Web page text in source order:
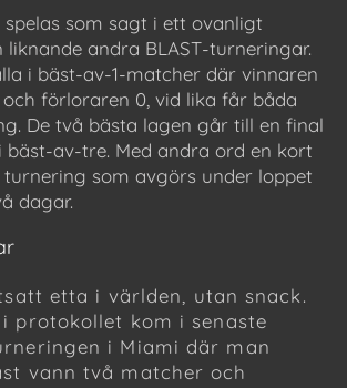
spelas som sagt i ett ovanligt
andra BLAST-turneringar.
i bäst-av-1-matcher där vinnaren
förloraren 0, vid lika får båda
De två bästa lagen går till en final
bäst-av-tre. Med andra ord en kort
som avgörs under loppet
dagar.
etta i världen, utan snack.
i protokollet kom i senaste
i Miami där man
vann två matcher och